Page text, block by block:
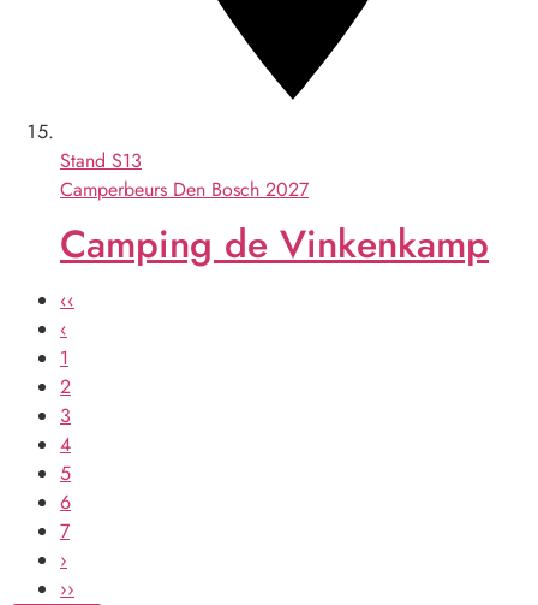
Stand S13
Camperbeurs Den Bosch 2027
Camping de Vinkenkamp
‹‹
‹
1
2
3
4
5
6
7
›
››